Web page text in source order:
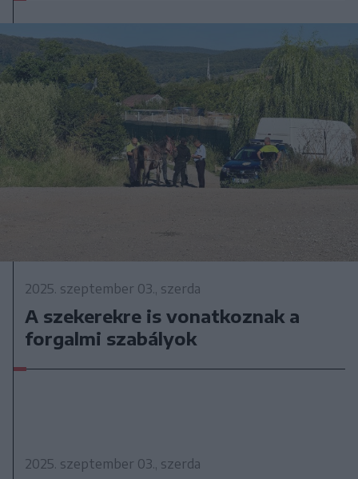
2025. szeptember 03., szerda
A szekerekre is vonatkoznak a
forgalmi szabályok
2025. szeptember 03., szerda